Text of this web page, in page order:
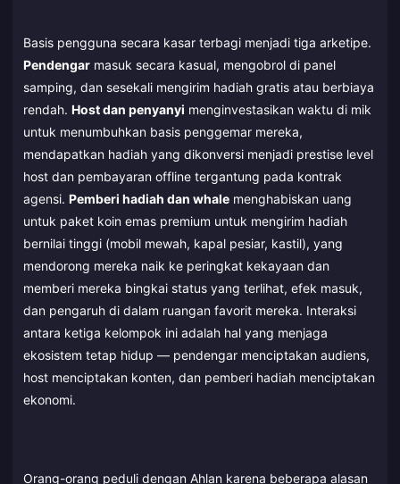
Basis pengguna secara kasar terbagi menjadi tiga arketipe.
Pendengar masuk secara kasual, mengobrol di panel
samping, dan sesekali mengirim hadiah gratis atau berbiaya
rendah. Host dan penyanyi menginvestasikan waktu di mik
untuk menumbuhkan basis penggemar mereka,
mendapatkan hadiah yang dikonversi menjadi prestise level
host dan pembayaran offline tergantung pada kontrak
agensi. Pemberi hadiah dan whale menghabiskan uang
untuk paket koin emas premium untuk mengirim hadiah
bernilai tinggi (mobil mewah, kapal pesiar, kastil), yang
mendorong mereka naik ke peringkat kekayaan dan
memberi mereka bingkai status yang terlihat, efek masuk,
dan pengaruh di dalam ruangan favorit mereka. Interaksi
antara ketiga kelompok ini adalah hal yang menjaga
ekosistem tetap hidup — pendengar menciptakan audiens,
host menciptakan konten, dan pemberi hadiah menciptakan
ekonomi.
Orang-orang peduli dengan Ahlan karena beberapa alasan